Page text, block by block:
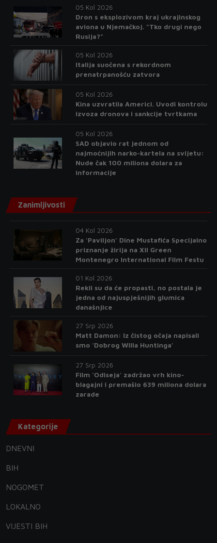
05 Kol 2026
Dron s eksplozivom kraj ukrajinskog
aviona u Njemačkoj. "Tko drugi nego
Rusija?"
05 Kol 2026
Italija suočena s rekordnom
prenatrpanošću zatvora
05 Kol 2026
Kina uzvratila Americi. Uvodi kontrolu
izvoza dronova i sankcije tvrtkama
05 Kol 2026
SAD objavio rat jednom od
najmoćnijih narko-kartela na svijetu:
Nude čak 100 miliona dolara za
informacije
Zanimljivosti
04 Kol 2026
Za 'Paviljon' Dine Mustafića Specijalno
priznanje žirija na XII Green
Montenegro International Film Festu
01 Kol 2026
Rekli su da će propasti, no postala je
jedna od najuspješnijih glumica
današnjice
27 Srp 2026
Matt Damon: Iz čistog očaja napisali
smo 'Dobrog Willa Huntinga'
27 Srp 2026
Film 'Odiseja' zadržao vrh kino-
blagajni i premašio 639 miliona dolara
zarade
Kategorije
DNEVNI
BIH
NOGOMET
LOKALNO
VIJESTI BIH